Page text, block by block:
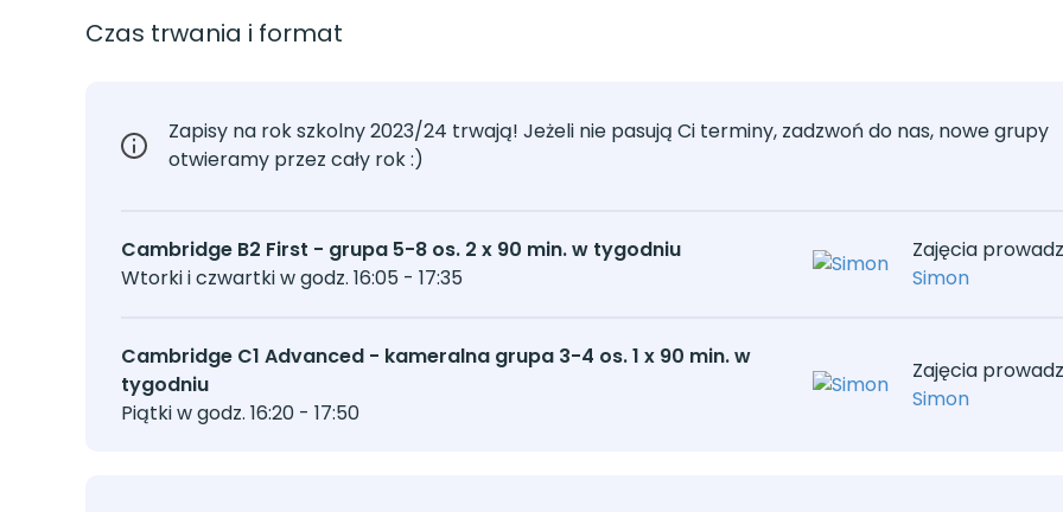
Czas trwania i format
Zapisy na rok szkolny 2023/24 trwają! Jeżeli nie pasują Ci terminy, zadzwoń do nas, nowe grupy
otwieramy przez cały rok :)
Cambridge B2 First - grupa 5-8 os. 2 x 90 min. w tygodniu
Wtorki i czwartki w godz. 16:05 - 17:35
Zajęcia
Simon
Cambridge C1 Advanced - kameralna grupa 3-4 os. 1 x 90 min. w
tygodniu
Piątki w godz. 16:20 - 17:50
Zajęcia
Simon